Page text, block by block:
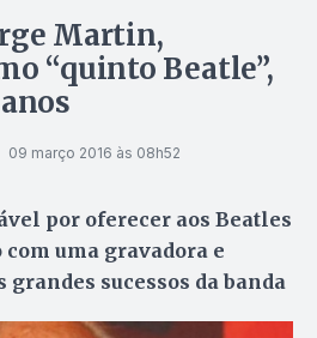
Martin,
“quinto Beatle”,
09 março 2016 às 08h52
por oferecer aos Beatles
uma gravadora e
grandes sucessos da banda